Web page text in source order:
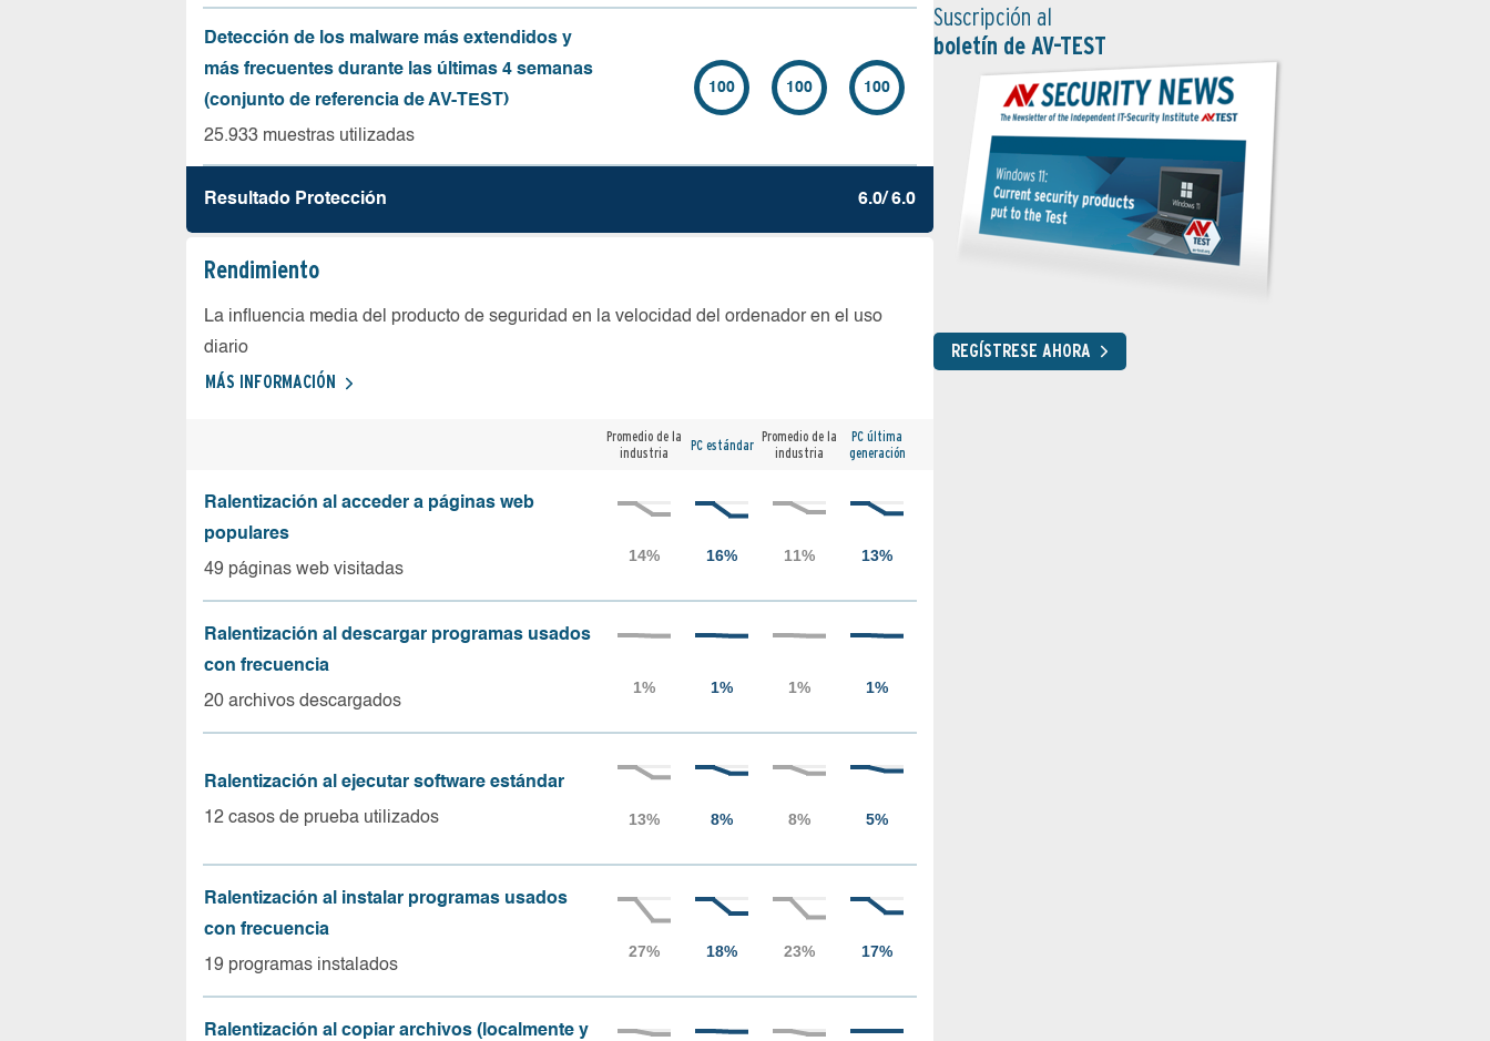
Detección de los malware más extendidos y
más frecuentes durante las últimas 4 semanas
(conjunto de referencia de AV-TEST)
25.933 muestras utilizadas
100 100 100
Resultado Protección 6.0/ 6.0
Rendimiento
La influencia media del producto de seguridad en la velocidad del ordenador en el uso
diario
MÁS INFORMACIÓN
Promedio de la
industria
PC estándar Promedio de la
industria
PC última
generación
Ralentización al acceder a páginas web
populares
49 páginas web visitadas
Ralentización al descargar programas usados
con frecuencia
20 archivos descargados
Ralentización al ejecutar software estándar
12 casos de prueba utilizados
Ralentización al instalar programas usados
con frecuencia
19 programas instalados
Ralentización al copiar archivos (localmente y
Suscripción al
boletín de AV-TEST
REGÍSTRESE AHORA